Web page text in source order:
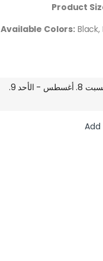
Product
Available Colors: Black,
ميعاد التوصيل المتوقع: السبت 8. أغسطس - الأحد 9.